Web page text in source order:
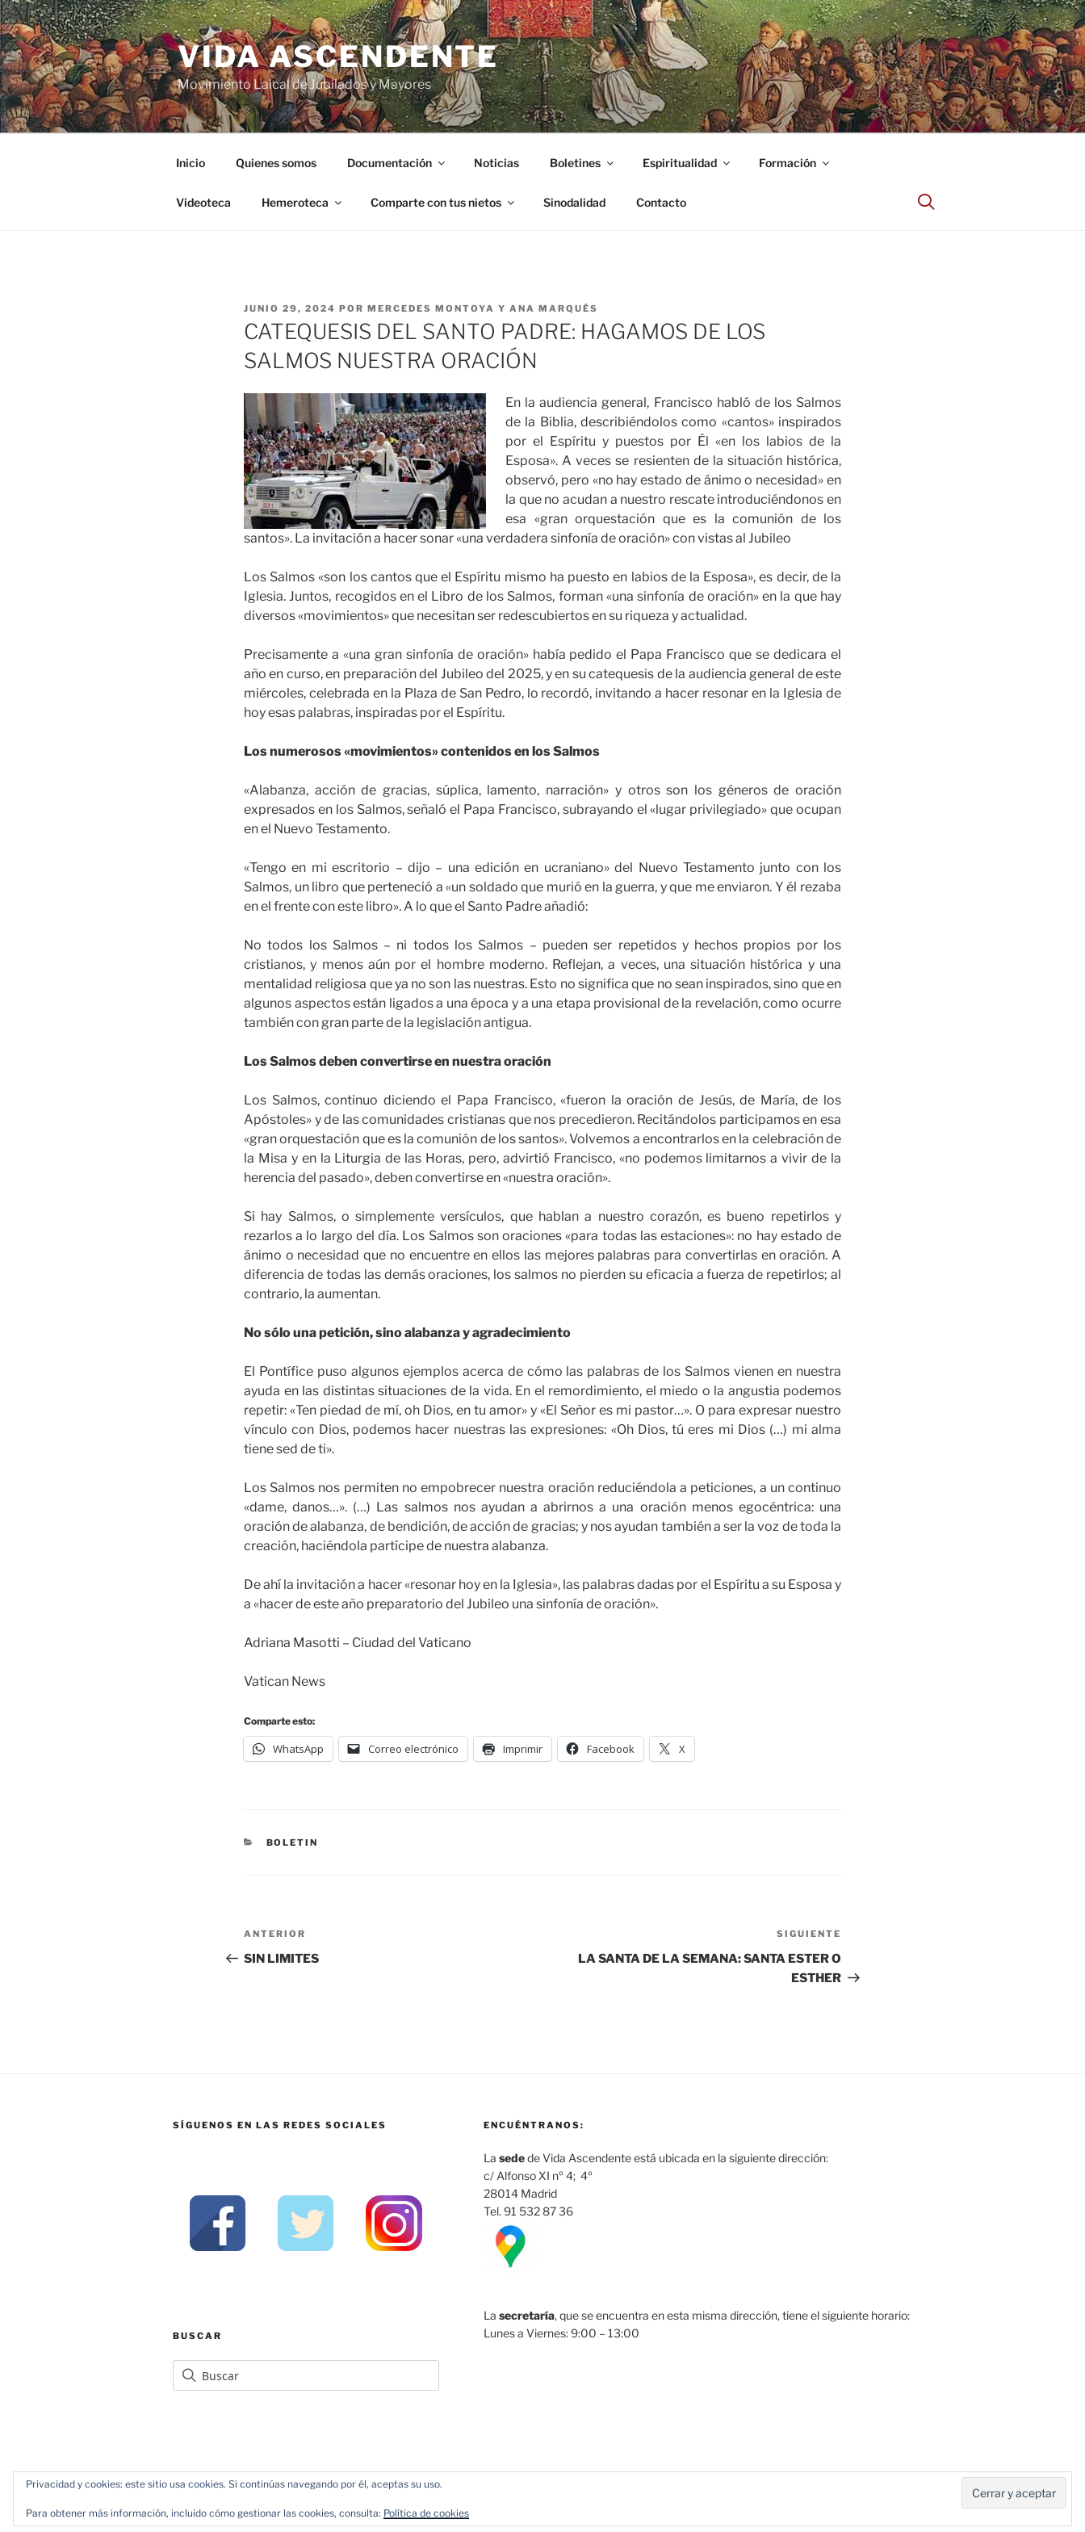
VIDA ASCENDENTE
Movimiento Laical de Jubilados y Mayores
Inicio Quienes somos Documentación Noticias Boletines Espiritualidad Formación
Videoteca Hemeroteca Comparte con tus nietos Sinodalidad Contacto
JUNIO 29, 2024 POR MERCEDES MONTOYA Y ANA MARQUÉS
CATEQUESIS DEL SANTO PADRE: HAGAMOS DE LOS
SALMOS NUESTRA ORACIÓN
En la audiencia general, Francisco habló de los Salmos
de la Biblia, describiéndolos como «cantos» inspirados
por el Espíritu y puestos por Él «en los labios de la
Esposa». A veces se resienten de la situación histórica,
observó, pero «no hay estado de ánimo o necesidad» en
la que no acudan a nuestro rescate introduciéndonos en
esa «gran orquestación que es la comunión de los
santos». La invitación a hacer sonar «una verdadera sinfonía de oración» con vistas al Jubileo
Los Salmos «son los cantos que el Espíritu mismo ha puesto en labios de la Esposa», es decir, de la
Iglesia. Juntos, recogidos en el Libro de los Salmos, forman «una sinfonía de oración» en la que hay
diversos «movimientos» que necesitan ser redescubiertos en su riqueza y actualidad.
Precisamente a «una gran sinfonía de oración» había pedido el Papa Francisco que se dedicara el
año en curso, en preparación del Jubileo del 2025, y en su catequesis de la audiencia general de este
miércoles, celebrada en la Plaza de San Pedro, lo recordó, invitando a hacer resonar en la Iglesia de
hoy esas palabras, inspiradas por el Espíritu.
Los numerosos «movimientos» contenidos en los Salmos
«Alabanza, acción de gracias, súplica, lamento, narración» y otros son los géneros de oración
expresados en los Salmos, señaló el Papa Francisco, subrayando el «lugar privilegiado» que ocupan
en el Nuevo Testamento.
«Tengo en mi escritorio – dijo – una edición en ucraniano» del Nuevo Testamento junto con los
Salmos, un libro que perteneció a «un soldado que murió en la guerra, y que me enviaron. Y él rezaba
en el frente con este libro». A lo que el Santo Padre añadió:
No todos los Salmos – ni todos los Salmos – pueden ser repetidos y hechos propios por los
cristianos, y menos aún por el hombre moderno. Reflejan, a veces, una situación histórica y una
mentalidad religiosa que ya no son las nuestras. Esto no significa que no sean inspirados, sino que en
algunos aspectos están ligados a una época y a una etapa provisional de la revelación, como ocurre
también con gran parte de la legislación antigua.
Los Salmos deben convertirse en nuestra oración
Los Salmos, continuo diciendo el Papa Francisco, «fueron la oración de Jesús, de María, de los
Apóstoles» y de las comunidades cristianas que nos precedieron. Recitándolos participamos en esa
«gran orquestación que es la comunión de los santos». Volvemos a encontrarlos en la celebración de
la Misa y en la Liturgia de las Horas, pero, advirtió Francisco, «no podemos limitarnos a vivir de la
herencia del pasado», deben convertirse en «nuestra oración».
Si hay Salmos, o simplemente versículos, que hablan a nuestro corazón, es bueno repetirlos y
rezarlos a lo largo del día. Los Salmos son oraciones «para todas las estaciones»: no hay estado de
ánimo o necesidad que no encuentre en ellos las mejores palabras para convertirlas en oración. A
diferencia de todas las demás oraciones, los salmos no pierden su eficacia a fuerza de repetirlos; al
contrario, la aumentan.
No sólo una petición, sino alabanza y agradecimiento
El Pontífice puso algunos ejemplos acerca de cómo las palabras de los Salmos vienen en nuestra
ayuda en las distintas situaciones de la vida. En el remordimiento, el miedo o la angustia podemos
repetir: «Ten piedad de mí, oh Dios, en tu amor» y «El Señor es mi pastor…». O para expresar nuestro
vínculo con Dios, podemos hacer nuestras las expresiones: «Oh Dios, tú eres mi Dios (…) mi alma
tiene sed de ti».
Los Salmos nos permiten no empobrecer nuestra oración reduciéndola a peticiones, a un continuo
«dame, danos…». (…) Las salmos nos ayudan a abrirnos a una oración menos egocéntrica: una
oración de alabanza, de bendición, de acción de gracias; y nos ayudan también a ser la voz de toda la
creación, haciéndola partícipe de nuestra alabanza.
De ahí la invitación a hacer «resonar hoy en la Iglesia», las palabras dadas por el Espíritu a su Esposa y
a «hacer de este año preparatorio del Jubileo una sinfonía de oración».
Adriana Masotti – Ciudad del Vaticano
Vatican News
Comparte esto:
WhatsApp Correo electrónico Imprimir Facebook X
BOLETIN
ANTERIOR
SIN LIMITES
SIGUIENTE
LA SANTA DE LA SEMANA: SANTA ESTER O
ESTHER
SÍGUENOS EN LAS REDES SOCIALES
BUSCAR
ENCUÉNTRANOS:
La sedede Vida Ascendente está ubicada en la siguiente dirección:
c/ Alfonso XI nº 4; 4º
28014 Madrid
Tel. 91 532 87 36
La secretaría, que se encuentra en esta misma dirección, tiene el siguiente horario:
Lunes a Viernes: 9:00 – 13:00
Privacidad y cookies: este sitio usa cookies. Si continúas navegando por él, aceptas su uso.
Para obtener más información, incluido cómo gestionar las cookies, consulta: Política de cookies